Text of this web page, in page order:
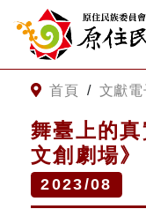
跳到主要內容
關
請
首頁 / 文獻
舞臺上的
文創劇場
2023/08